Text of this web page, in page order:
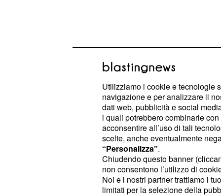
Francesco Chiofalo
'Incoerente, ti sei
ragazza'
È un Francesco Chiofalo
mostrato questo pomeriggio sui
rispondere alla domanda di una
Utilizziamo i cookie e tecnologie
navigazione e per analizzare il
dati web, pubblicità e social
i quali potrebbero combinarle
acconsentire all’uso di tali
scelte, anche eventualmente
“Personalizza”.
Chiudendo questo banner
non consentono l’utilizzo di
Noi e i nostri partner trattiamo i
limitati per la selezione della